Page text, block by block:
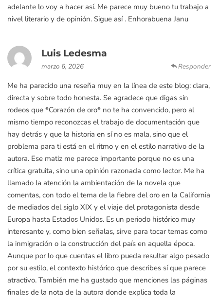
adelante lo voy a hacer así. Me parece muy bueno tu trabajo a
nivel literario y de opinión. Sigue así . Enhorabuena Janu
Luis Ledesma
marzo 6, 2026 Responder
Me ha parecido una reseña muy en la línea de este blog: clara,
directa y sobre todo honesta. Se agradece que digas sin
rodeos que *Corazón de oro* no te ha convencido, pero al
mismo tiempo reconozcas el trabajo de documentación que
hay detrás y que la historia en sí no es mala, sino que el
problema para ti está en el ritmo y en el estilo narrativo de la
autora. Ese matiz me parece importante porque no es una
crítica gratuita, sino una opinión razonada como lector. Me ha
llamado la atención la ambientación de la novela que
comentas, con todo el tema de la fiebre del oro en la California
de mediados del siglo XIX y el viaje del protagonista desde
Europa hasta Estados Unidos. Es un periodo histórico muy
interesante y, como bien señalas, sirve para tocar temas como
la inmigración o la construcción del país en aquella época.
Aunque por lo que cuentas el libro pueda resultar algo pesado
por su estilo, el contexto histórico que describes sí que parece
atractivo. También me ha gustado que menciones las páginas
finales de la nota de la autora donde explica toda la